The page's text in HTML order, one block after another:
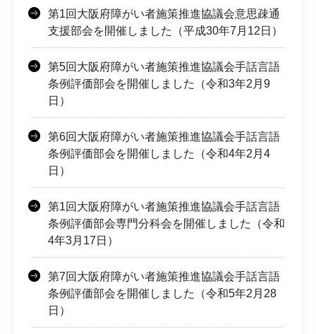
第1回大阪府障がい者施策推進協議会意思疎通
支援部会を開催しました（平成30年7月12日）
第5回大阪府障がい者施策推進協議会手話言語
条例評価部会を開催しました（令和3年2月9
日）
第6回大阪府障がい者施策推進協議会手話言語
条例評価部会を開催しました（令和4年2月4
日）
第1回大阪府障がい者施策推進協議会手話言語
条例評価部会専門分科会を開催しました（令和
4年3月17日）
第7回大阪府障がい者施策推進協議会手話言語
条例評価部会を開催しました（令和5年2月28
日）